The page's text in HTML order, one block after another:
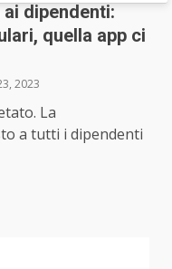
dipendenti:
quella app ci
2023
La
a tutti i dipendenti